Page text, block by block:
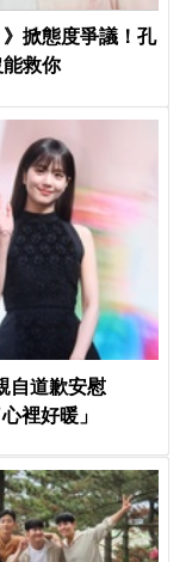
》掀態度爭議！孔
救你
自道歉安慰
裡好暖」